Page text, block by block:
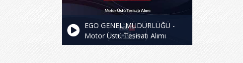
EGO GENEL MÜDÜRLÜĞÜ -
Motor Üstü Tesisatı Alımı